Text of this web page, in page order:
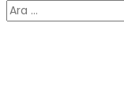
Arama: